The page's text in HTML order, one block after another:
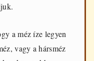
a méz íze legyen
vagy a hársméz